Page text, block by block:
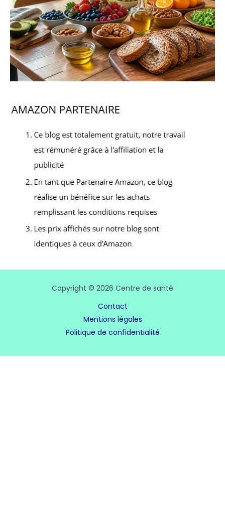
Copyright © 2026 Centre de santé
Contact
Mentions légales
Politique de confidentialité